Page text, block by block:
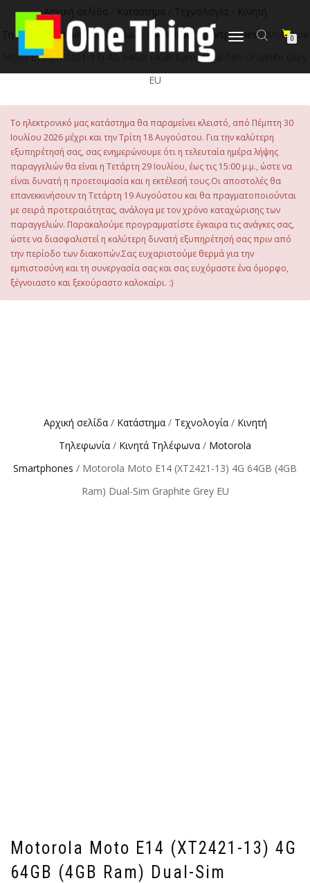
περιεχόμενο
Εναλλαγή
0
Αρχική σελίδα Κατάστημα Τεχνολογία
Κινητή
Τηλεφωνία
/Κινητά Τηλέφωνα Motorola Smartphones/ Motorola
Moto E14 (XT2421-13) 4G 64GB (4GB Ram) Dual-Sim Graphite Grey
EU
Το ηλεκτρονικό μας κατάστημα θα παραμείνει κλειστό, από Πέμπτη 30
Ιουλίου 2026 μέχρι και την Τρίτη 18 Αυγούστου. Για την καλύτερη
εξυπηρέτησή σας, σας ενημερώνουμε ότι η τελευταία ημέρα λήψης
παραγγελιών θα είναι η Τετάρτη 29 Ιουλίου, έως τις 15:00 μ.μ., ώστε να
είναι δυνατή η προετοιμασία και η εκτέλεσή τους.Οι αποστολές θα
επανεκκινήσουν τη Τετάρτη 19 Αυγούστου και θα πραγματοποιούνται
με σειρά προτεραιότητας, ανάλογα με τον χρόνο καταχώρισης των
παραγγελιών. Παρακαλούμε προγραμματίστε έγκαιρα τις ανάγκες σας,
ώστε να διασφαλιστεί η καλύτερη δυνατή εξυπηρέτησή σας πριν από
την περίοδο των διακοπών.Σας ευχαριστούμε θερμά για την
εμπιστοσύνη και τη συνεργασία σας και σας ευχόμαστε ένα όμορφο,
ξέγνοιαστο και ξεκούραστο καλοκαίρι. :)
Αρχική σελίδα/ Κατάστημα/ Τεχνολογία/ Κινητή
Τηλεφωνία / Κινητά Τηλέφωνα / Motorola
Smartphones / Motorola Moto E14 (XT2421-13) 4G 64GB (4GB
Ram) Dual-Sim Graphite Grey EU
Motorola Moto E14 (XT2421-13) 4G
64GB (4GB Ram) Dual-Sim